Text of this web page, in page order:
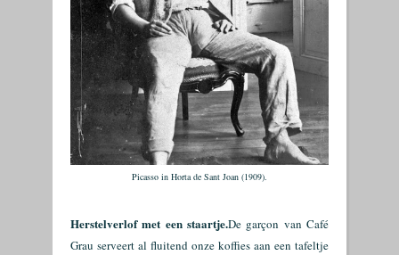
Picasso in Horta de Sant Joan (1909).
Herstelverlof met een staartje.De garçon van Café
Grau serveert al fluitend onze koffies aan een tafeltje